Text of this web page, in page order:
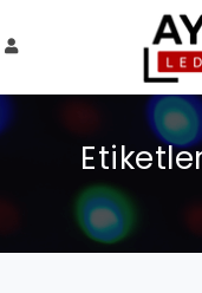
HAKKIMIZDA
SERVIS TALEBI
İLETIŞIM